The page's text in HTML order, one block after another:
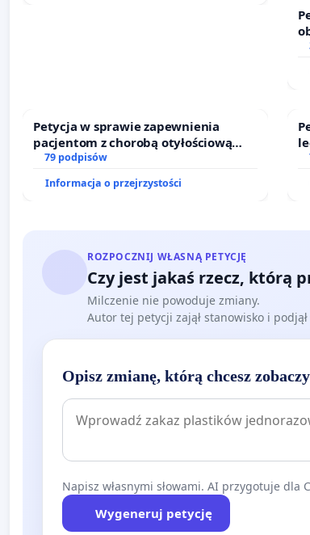
Petycja w sprawie zapewnienia
pacjentom z chorobą otyłościową
dostępu do kompleksowego leczenia
79 podpisów
Informacja o przejrzystości
ROZPOCZNIJ WŁASNĄ PETYCJĘ
Czy jest jakaś rzecz, którą
Milczenie nie powoduje zmiany.
Autor tej petycji zajął stanowisko i
Opisz zmianę, którą chcesz
Napisz własnymi słowami. AI przygotuje dla
Wygeneruj petycję